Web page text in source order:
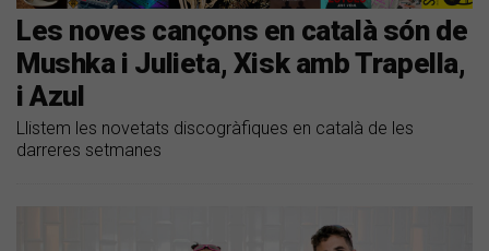
Les noves cançons en català són de
Mushka i Julieta, Xisk amb Trapella,
i Azul
Llistem les novetats discogràfiques en català de les
darreres setmanes